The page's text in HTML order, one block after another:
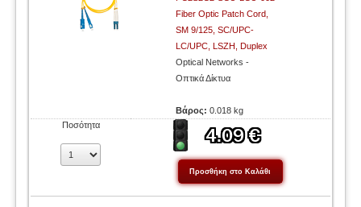
Fiber Optic Patch Cord,
SM 9/125, SC/UPC-
LC/UPC, LSZH, Duplex
Optical Networks -
Οπτικά Δίκτυα
Βάρος:0.018 kg
Ποσότητα